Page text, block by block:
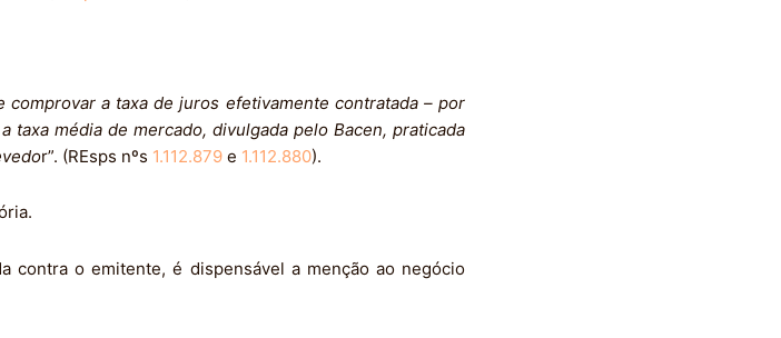
a taxa de juros efetivamente contratada – por
média de mercado, divulgada pelo Bacen, praticada
r”. (REsps nºs 1.112.879 e 1.112.880).
contra o emitente, é dispensável a menção ao negócio